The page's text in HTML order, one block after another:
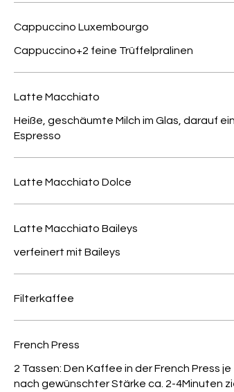
Cappuccino Luxembourgo
Cappuccino+2 feine Trüffelpralinen
Latte Macchiato
Heiße, geschäumte Milch im Glas, darauf
Espresso
Latte Macchiato Dolce
Latte Macchiato Baileys
verfeinert mit Baileys
Filterkaffee
French Press
2 Tassen: Den Kaffee in der French Press je
nach gewünschter Stärke ca. 2-4Minuten